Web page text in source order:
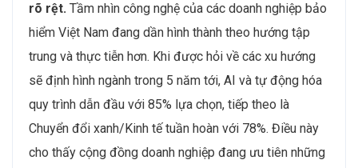
rõ rệt. Tầm nhìn công nghệ của các doanh nghiệp bảo
hiểm Việt Nam đang dần hình thành theo hướng tập
trung và thực tiễn hơn. Khi được hỏi về các xu hướng
sẽ định hình ngành trong 5 năm tới, AI và tự động hóa
quy trình dẫn đầu với 85% lựa chọn, tiếp theo là
Chuyển đổi xanh/Kinh tế tuần hoàn với 78%. Điều này
cho thấy cộng đồng doanh nghiệp đang ưu tiên những